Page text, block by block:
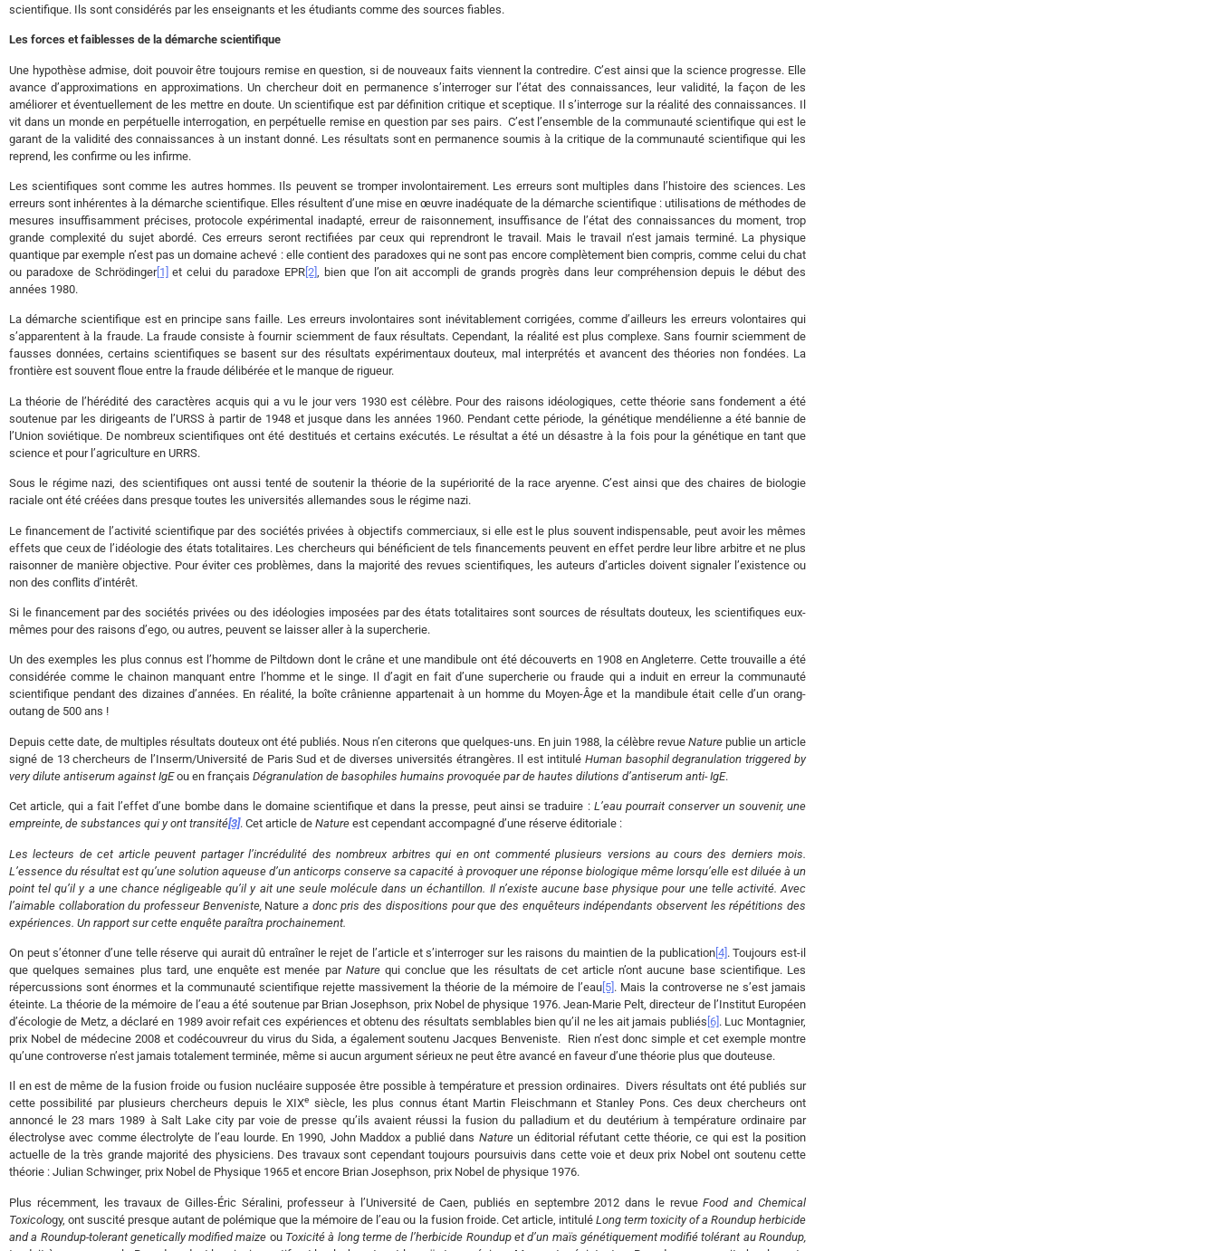
scientifique. Ils sont considérés par les enseignants et les étudiants comme des sources fiables.
Les forces et faiblesses de la démarche scientifique
Une hypothèse admise, doit pouvoir être toujours remise en question, si de nouveaux faits viennent la contredire. C’est ainsi que la science progresse. Elle
avance d’approximations en approximations. Un chercheur doit en permanence s’interroger sur l’état des connaissances, leur validité, la façon de les
améliorer et éventuellement de les mettre en doute. Un scientifique est par définition critique et sceptique. Il s’interroge sur la réalité des connaissances. Il
vit dans un monde en perpétuelle interrogation, en perpétuelle remise en question par ses pairs. C’est l’ensemble de la communauté scientifique qui est le
garant de la validité des connaissances à un instant donné. Les résultats sont en permanence soumis à la critique de la communauté scientifique qui les
reprend, les confirme ou les infirme.
Les scientifiques sont comme les autres hommes. Ils peuvent se tromper involontairement. Les erreurs sont multiples dans l’histoire des sciences. Les
erreurs sont inhérentes à la démarche scientifique. Elles résultent d’une mise en œuvre inadéquate de la démarche scientifique : utilisations de méthodes de
mesures insuffisamment précises, protocole expérimental inadapté, erreur de raisonnement, insuffisance de l’état des connaissances du moment, trop
grande complexité du sujet abordé. Ces erreurs seront rectifiées par ceux qui reprendront le travail. Mais le travail n‘est jamais terminé. La physique
quantique par exemple n’est pas un domaine achevé : elle contient des paradoxes qui ne sont pas encore complètement bien compris, comme celui du chat
ou paradoxe de Schrödinger[1] et celui du paradoxe EPR[2]
, bien que l’on ait accompli de grands progrès dans leur compréhension depuis le début des
années 1980.
La démarche scientifique est en principe sans faille. Les erreurs involontaires sont inévitablement corrigées, comme d’ailleurs les erreurs volontaires qui
s’apparentent à la fraude. La fraude consiste à fournir sciemment de faux résultats. Cependant, la réalité est plus complexe. Sans fournir sciemment de
fausses données, certains scientifiques se basent sur des résultats expérimentaux douteux, mal interprétés et avancent des théories non fondées. La
frontière est souvent floue entre la fraude délibérée et le manque de rigueur.
La théorie de l’hérédité des caractères acquis qui a vu le jour vers 1930 est célèbre. Pour des raisons idéologiques, cette théorie sans fondement a été
soutenue par les dirigeants de l’URSS à partir de 1948 et jusque dans les années 1960. Pendant cette période, la génétique mendélienne a été bannie de
l’Union soviétique. De nombreux scientifiques ont été destitués et certains exécutés. Le résultat a été un désastre à la fois pour la génétique en tant que
science et pour l’agriculture en URRS.
Sous le régime nazi, des scientifiques ont aussi tenté de soutenir la théorie de la supériorité de la race aryenne. C’est ainsi que des chaires de biologie
raciale ont été créées dans presque toutes les universités allemandes sous le régime nazi.
Le financement de l’activité scientifique par des sociétés privées à objectifs commerciaux, si elle est le plus souvent indispensable, peut avoir les mêmes
effets que ceux de l’idéologie des états totalitaires. Les chercheurs qui bénéficient de tels financements peuvent en effet perdre leur libre arbitre et ne plus
raisonner de manière objective. Pour éviter ces problèmes, dans la majorité des revues scientifiques, les auteurs d’articles doivent signaler l’existence ou
non des conflits d’intérêt.
Si le financement par des sociétés privées ou des idéologies imposées par des états totalitaires sont sources de résultats douteux, les scientifiques eux-
mêmes pour des raisons d’ego, ou autres, peuvent se laisser aller à la supercherie.
Un des exemples les plus connus est l’homme de Piltdown dont le crâne et une mandibule ont été découverts en 1908 en Angleterre. Cette trouvaille a été
considérée comme le chainon manquant entre l’homme et le singe. Il d’agit en fait d’une supercherie ou fraude qui a induit en erreur la communauté
scientifique pendant des dizaines d’années. En réalité, la boîte crânienne appartenait à un homme du Moyen-Âge et la mandibule était celle d’un orang-
outang de 500 ans !
Depuis cette date, de multiples résultats douteux ont été publiés. Nous n’en citerons que quelques-uns. En juin 1988, la célèbre revue Naturepublie un article
signé de 13 chercheurs de l’Inserm/Université de Paris Sud et de diverses universités étrangères. Il est intitulé Human basophil degranulation triggered by
very dilute antiserum against IgEou en français Dégranulation de basophiles humains provoquée par de hautes dilutions d’antiserum anti- IgE.
Cet article, qui a fait l’effet d’une bombe dans le domaine scientifique et dans la presse, peut ainsi se traduire : L’eau pourrait conserver un souvenir, une
empreinte, de substances qui y ont transité[3]. Cet article de Nature est cependant accompagné d’une réserve éditoriale :
Les lecteurs de cet article peuvent partager l’incrédulité des nombreux arbitres qui en ont commenté plusieurs versions au cours des derniers mois.
L’essence du résultat est qu’une solution aqueuse d’un anticorps conserve sa capacité à provoquer une réponse biologique même lorsqu’elle est diluée à un
point tel qu’il y a une chance négligeable qu’il y ait une seule molécule dans un échantillon. Il n’existe aucune base physique pour une telle activité. Avec
l’aimable collaboration du professeur Benveniste, Nature a donc pris des dispositions pour que des enquêteurs indépendants observent les répétitions des
expériences. Un rapport sur cette enquête paraîtra prochainement.
On peut s’étonner d’une telle réserve qui aurait dû entraîner le rejet de l’article et s’interroger sur les raisons du maintien de la publication[4] . Toujours est-il
que quelques semaines plus tard, une enquête est menée par Naturequi conclue que les résultats de cet article n’ont aucune base scientifique. Les
répercussions sont énormes et la communauté scientifique rejette massivement la théorie de la mémoire de l’eau [5] . Mais la controverse ne s’est jamais
éteinte. La théorie de la mémoire de l’eau a été soutenue par Brian Josephson, prix Nobel de physique 1976. Jean-Marie Pelt, directeur de l’Institut Européen
d’écologie de Metz, a déclaré en 1989 avoir refait ces expériences et obtenu des résultats semblables bien qu’il ne les ait jamais publiés [6] . Luc Montagnier,
prix Nobel de médecine 2008 et codécouvreur du virus du Sida, a également soutenu Jacques Benveniste. Rien n’est donc simple et cet exemple montre
qu’une controverse n’est jamais totalement terminée, même si aucun argument sérieux ne peut être avancé en faveur d’une théorie plus que douteuse.
Il en est de même de la fusion froide ou fusion nucléaire supposée être possible à température et pression ordinaires. Divers résultats ont été publiés sur
cette possibilité par plusieurs chercheurs depuis le XIXe siècle, les plus connus étant Martin Fleischmann et Stanley Pons. Ces deux chercheurs ont
annoncé le 23 mars 1989 à Salt Lake city par voie de presse qu’ils avaient réussi la fusion du palladium et du deutérium à température ordinaire par
électrolyse avec comme électrolyte de l’eau lourde. En 1990, John Maddox a publié dans Natureun éditorial réfutant cette théorie, ce qui est la position
actuelle de la très grande majorité des physiciens. Des travaux sont cependant toujours poursuivis dans cette voie et deux prix Nobel ont soutenu cette
théorie : Julian Schwinger, prix Nobel de Physique 1965 et encore Brian Josephson, prix Nobel de physique 1976.
Plus récemment, les travaux de Gilles-Éric Séralini, professeur à l’Université de Caen, publiés en septembre 2012 dans le revueFood and Chemical
Toxicology, ont suscité presque autant de polémique que la mémoire de l’eau ou la fusion froide. Cet article, intitulé Long term toxicity of a Roundup herbicide
and a Roundup-tolerant genetically modified maize ou Toxicité à long terme de l’herbicide Roundup et d’un maïs génétiquement modifié tolérant au Roundup,